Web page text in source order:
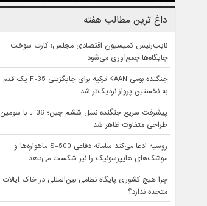
داغ ترین مطالب هفته
نایب‌رئیس کمیسیون اقتصادی مجلس: کارت سوخت
جایگاه‌ها جمع‌آوری می‌شود
جنگنده بومی KAAN ترکیه برای جایگزینی F-35 یک قدم
به نخستین پرواز نزدیک‌تر شد
پیشرفت سریع جنگنده نسل ششم چین؛ J-36 با سومین
طراحی متفاوت ظاهر شد
روسیه ادعا می‌کند سامانه دفاعی S-500 ماهواره‌ها و
موشک‌های هایپرسونیک را نیز شکست می‌دهد
چرا هیچ کشوری پایگاه نظامی بین‌المللی در خاک ایالات
متحده ندارد؟